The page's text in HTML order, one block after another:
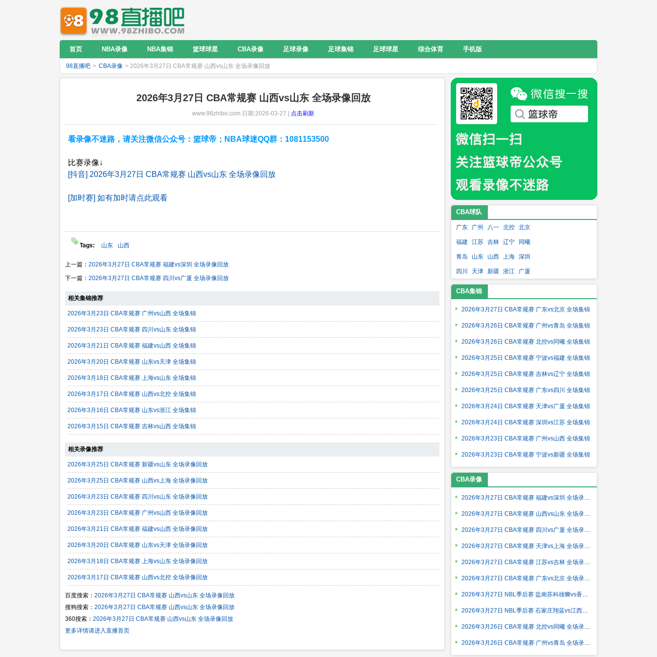
首页 NBA录像 NBA集锦 篮球球星 CBA录像 足球录像 足球集锦 足球球星 综合体育 手机版
98直播吧 > CBA录像 > 2026年3月27日 CBA常规赛 山西vs山东 全场录像回放
2026年3月27日 CBA常规赛 山西vs山东 全场录像回放
www.98zhibo.com 日期:2026-03-27 | 点击刷新
看录像不迷路，请关注微信公众号：篮球帝；NBA球迷QQ群：1081153500
比赛录像↓
[抖音] 2026年3月27日 CBA常规赛 山西vs山东 全场录像回放
[加时赛] 如有加时请点此观看
Tags: 山东 山西
上一篇： 2026年3月27日 CBA常规赛 福建vs深圳 全场录像回放
下一篇： 2026年3月27日 CBA常规赛 四川vs广厦 全场录像回放
相关集锦推荐
2026年3月23日 CBA常规赛 广州vs山西 全场集锦
2026年3月23日 CBA常规赛 四川vs山东 全场集锦
2026年3月21日 CBA常规赛 福建vs山西 全场集锦
2026年3月20日 CBA常规赛 山东vs天津 全场集锦
2026年3月18日 CBA常规赛 上海vs山东 全场集锦
2026年3月17日 CBA常规赛 山西vs北控 全场集锦
2026年3月16日 CBA常规赛 山东vs浙江 全场集锦
2026年3月15日 CBA常规赛 吉林vs山西 全场集锦
相关录像推荐
2026年3月25日 CBA常规赛 新疆vs山东 全场录像回放
2026年3月25日 CBA常规赛 山西vs上海 全场录像回放
2026年3月23日 CBA常规赛 四川vs山东 全场录像回放
2026年3月23日 CBA常规赛 广州vs山西 全场录像回放
2026年3月21日 CBA常规赛 福建vs山西 全场录像回放
2026年3月20日 CBA常规赛 山东vs天津 全场录像回放
2026年3月18日 CBA常规赛 上海vs山东 全场录像回放
2026年3月17日 CBA常规赛 山西vs北控 全场录像回放
百度搜索： 2026年3月27日 CBA常规赛 山西vs山东 全场录像回放
搜狗搜索： 2026年3月27日 CBA常规赛 山西vs山东 全场录像回放
360搜索： 2026年3月27日 CBA常规赛 山西vs山东 全场录像回放
更多详情请进入直播首页
CBA球队
广东 广州 八一 北控 北京
福建 江苏 吉林 辽宁 同曦
青岛 山东 山西 上海 深圳
四川 天津 新疆 浙江 广厦
CBA集锦
2026年3月27日 CBA常规赛 广东vs北京 全场集锦
2026年3月26日 CBA常规赛 广州vs青岛 全场集锦
2026年3月26日 CBA常规赛 北控vs同曦 全场集锦
2026年3月25日 CBA常规赛 宁波vs福建 全场集锦
2026年3月25日 CBA常规赛 吉林vs辽宁 全场集锦
2026年3月25日 CBA常规赛 广东vs四川 全场集锦
2026年3月24日 CBA常规赛 天津vs广厦 全场集锦
2026年3月24日 CBA常规赛 深圳vs江苏 全场集锦
2026年3月23日 CBA常规赛 广州vs山西 全场集锦
2026年3月23日 CBA常规赛 宁波vs新疆 全场集锦
CBA录像
2026年3月27日 CBA常规赛 福建vs深圳 全场录像回放
2026年3月27日 CBA常规赛 山西vs山东 全场录像回放
2026年3月27日 CBA常规赛 四川vs广厦 全场录像回放
2026年3月27日 CBA常规赛 天津vs上海 全场录像回放
2026年3月27日 CBA常规赛 江苏vs吉林 全场录像回放
2026年3月27日 CBA常规赛 广东vs北京 全场录像回放
2026年3月27日 NBL季后赛 盐南苏科雄狮vs香港金牛 全场录像回放
2026年3月27日 NBL季后赛 石家庄翔蓝vs江西鲸裕清酒 全场录像回
2026年3月26日 CBA常规赛 北控vs同曦 全场录像回放
2026年3月26日 CBA常规赛 广州vs青岛 全场录像回放